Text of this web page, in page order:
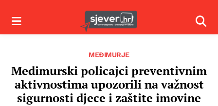
Izbornik
MEĐIMURJE
Međimurski policajci preventivnim
aktivnostima upozorili na važnost
sigurnosti djece i zaštite imovine